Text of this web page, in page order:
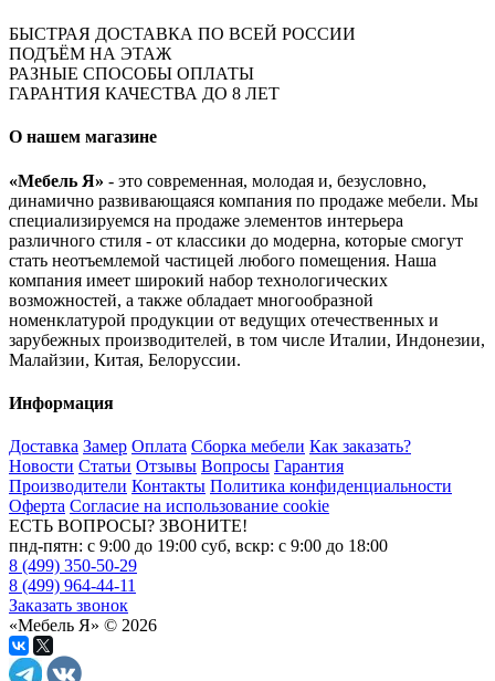
БЫСТРАЯ ДОСТАВКА ПО ВСЕЙ РОССИИ
ПОДЪЁМ НА ЭТАЖ
РАЗНЫЕ СПОСОБЫ ОПЛАТЫ
ГАРАНТИЯ КАЧЕСТВА ДО 8 ЛЕТ
О нашем магазине
«Мебель Я» - это современная, молодая и, безусловно,
динамично развивающаяся компания по продаже мебели. Мы
специализируемся на продаже элементов интерьера
различного стиля - от классики до модерна, которые смогут
стать неотъемлемой частицей любого помещения. Наша
компания имеет широкий набор технологических
возможностей, а также обладает многообразной
номенклатурой продукции от ведущих отечественных и
зарубежных производителей, в том числе Италии, Индонезии,
Малайзии, Китая, Белоруссии.
Информация
Доставка Замер Оплата Сборка мебели Как заказать?
Новости Статьи Отзывы Вопросы Гарантия
Производители Контакты Политика конфиденциальности
Оферта Согласие на использование cookie
ЕСТЬ ВОПРОСЫ? ЗВОНИТЕ!
пнд-пятн: с 9:00 до 19:00 суб, вскр: с 9:00 до 18:00
8 (499) 350-50-29
8 (499) 964-44-11
Заказать звонок
«Мебель Я» © 2026